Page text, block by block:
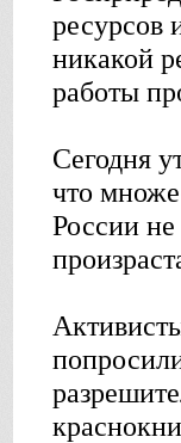
ресурсов
никакой
работы
Сегодня
что
России